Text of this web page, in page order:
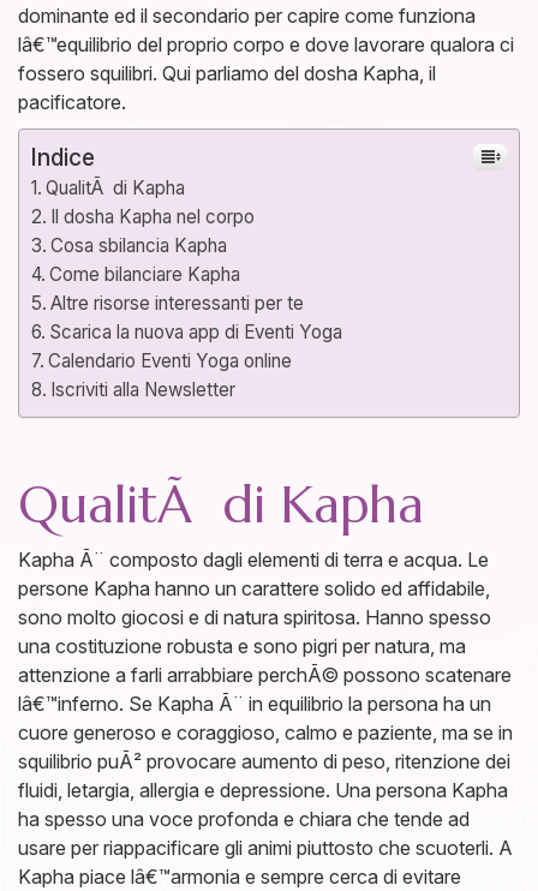
dominante ed il secondario per capire come funziona
lâ€™equilibrio del proprio corpo e dove lavorare qualora ci
fossero squilibri. Qui parliamo del dosha Kapha, il
pacificatore.
Indice
QualitÃ di Kapha
Il dosha Kapha nel corpo
Cosa sbilancia Kapha
Come bilanciare Kapha
Altre risorse interessanti per te
Scarica la nuova app di Eventi Yoga
Calendario Eventi Yoga online
Iscriviti alla Newsletter
QualitÃ di Kapha
Kapha Ã¨ composto dagli elementi di terra e acqua. Le
persone Kapha hanno un carattere solido ed affidabile,
sono molto giocosi e di natura spiritosa. Hanno spesso
una costituzione robusta e sono pigri per natura, ma
attenzione a farli arrabbiare perchÃ© possono scatenare
lâ€™inferno. Se Kapha Ã¨ in equilibrio la persona ha un
cuore generoso e coraggioso, calmo e paziente, ma se in
squilibrio puÃ² provocare aumento di peso, ritenzione dei
fluidi, letargia, allergia e depressione. Una persona Kapha
ha spesso una voce profonda e chiara che tende ad
usare per riappacificare gli animi piuttosto che scuoterli. A
Kapha piace lâ€™armonia e sempre cerca di evitare